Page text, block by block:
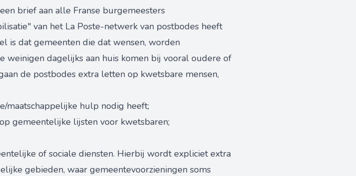
brief aan alle Franse burgemeesters
van het La Poste-netwerk van postbodes heeft
is dat gemeenten die dat wensen, worden
weinigen dagelijks aan huis komen bij vooral oudere of
de postbodes extra letten op kwetsbare mensen,
maatschappelijke hulp nodig heeft;
gemeentelijke lijsten voor kwetsbaren;
of sociale diensten. Hierbij wordt expliciet extra
gebieden, waar gemeentevoorzieningen soms